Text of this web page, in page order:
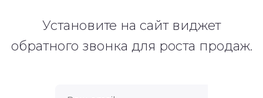
Установите на сайт виджет
обратного звонка для роста продаж.